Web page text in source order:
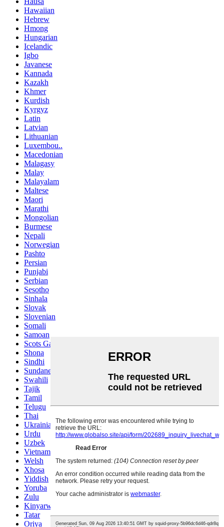
Hawaiian
Hebrew
Hmong
Hungarian
Icelandic
Igbo
Javanese
Kannada
Kazakh
Khmer
Kurdish
Kyrgyz
Latin
Latvian
Lithuanian
Luxembou..
Macedonian
Malagasy
Malay
Malayalam
Maltese
Maori
Marathi
Mongolian
Burmese
Nepali
Norwegian
Pashto
Persian
Punjabi
Serbian
Sesotho
Sinhala
Slovak
Slovenian
Somali
Samoan
Scots Gaelic
Shona
Sindhi
Sundanese
Swahili
Tajik
Tamil
Telugu
Thai
Ukrainian
Urdu
Uzbek
Vietnamese
Welsh
Xhosa
Yiddish
Yoruba
Zulu
Kinyarwanda
Tatar
Oriya